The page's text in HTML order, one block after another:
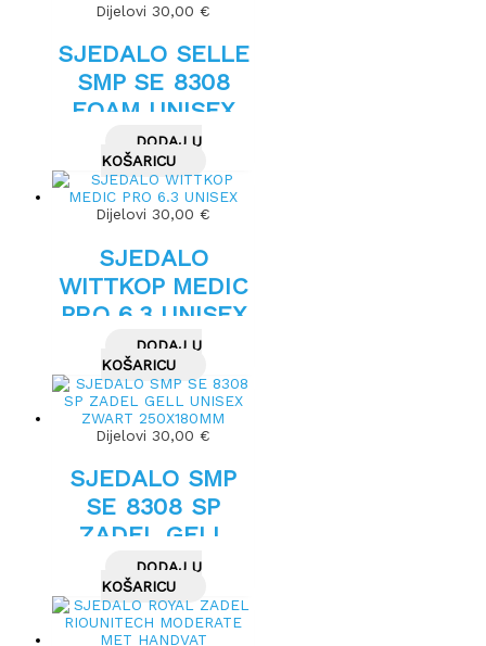
Dijelovi 30,00 €
SJEDALO SELLE
SMP SE 8308
FOAM UNISEX
CRNI
250X180mm
DODAJ U
KOŠARICU
Dijelovi 30,00 €
SJEDALO
WITTKOP MEDIC
PRO 6.3 UNISEX
DODAJ U
KOŠARICU
Dijelovi 30,00 €
SJEDALO SMP
SE 8308 SP
ZADEL GELL
UNISEX ZWART
250X180MM
DODAJ U
KOŠARICU